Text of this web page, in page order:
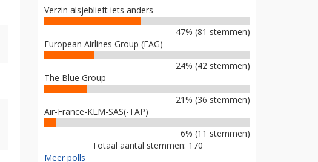
Verzin alsjeblieft iets anders
47% (81 stemmen)
European Airlines Group (EAG)
24% (42 stemmen)
The Blue Group
21% (36 stemmen)
Air-France-KLM-SAS(-TAP)
6% (11 stemmen)
Totaal aantal stemmen: 170
Meer polls